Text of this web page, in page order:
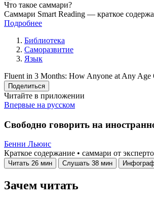
Что такое саммари?
Саммари Smart Reading — краткое
Подробнее
Библиотека
Саморазвитие
Язык
Fluent in 3 Months: How Anyone at Any Age
Поделиться
Читайте в приложении
Впервые на русском
Свободно говорить на
Бенни Льюис
Краткое содержание • саммари от
Читать 26 мин Слушать 38 мин
Зачем читать